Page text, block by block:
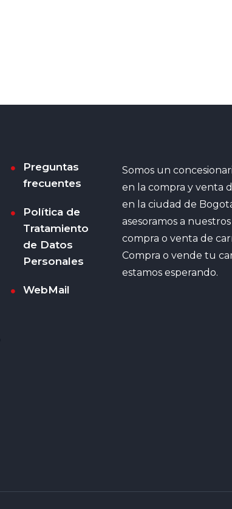
Preguntas
frecuentes
Política de
Tratamiento
de Datos
Personales
WebMail
Somos un
en la compra y venta
en la ciudad de
asesoramos a
compra o venta de
Compra o vende tu
estamos esperando.